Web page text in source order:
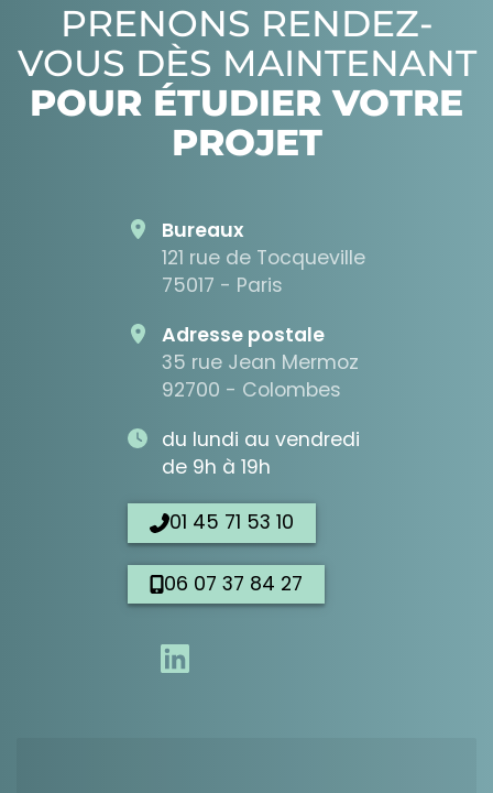
PRENONS RENDEZ-
VOUS DÈS MAINTENANT
POUR ÉTUDIER VOTRE
PROJET
Bureaux
121 rue de Tocqueville
75017 - Paris
Adresse postale
35 rue Jean Mermoz
92700 - Colombes
du lundi au vendredi
de 9h à 19h
01 45 71 53 10
06 07 37 84 27